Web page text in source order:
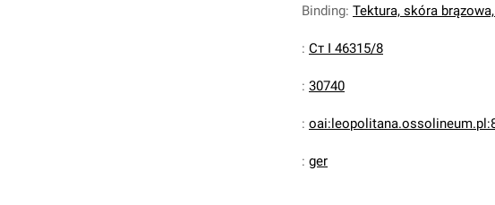
Binding: Tektura, skóra
: Ст І 46315/8
: 30740
:
: ger